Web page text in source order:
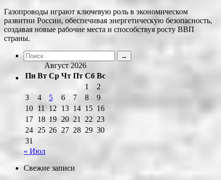
Газопроводы играют ключевую роль в экономическом
развитии России, обеспечивая энергетическую безопасность,
создавая новые рабочие места и способствуя росту ВВП
страны.
Август 2026
Пн Вт Ср Чт Пт Сб Вс
1
2
3
4 5 6 7 8
9
10 11 12 13 14 15 16
17 18 19 20 21 22 23
24 25 26 27 28 29 30
31
« Июл
Свежие записи